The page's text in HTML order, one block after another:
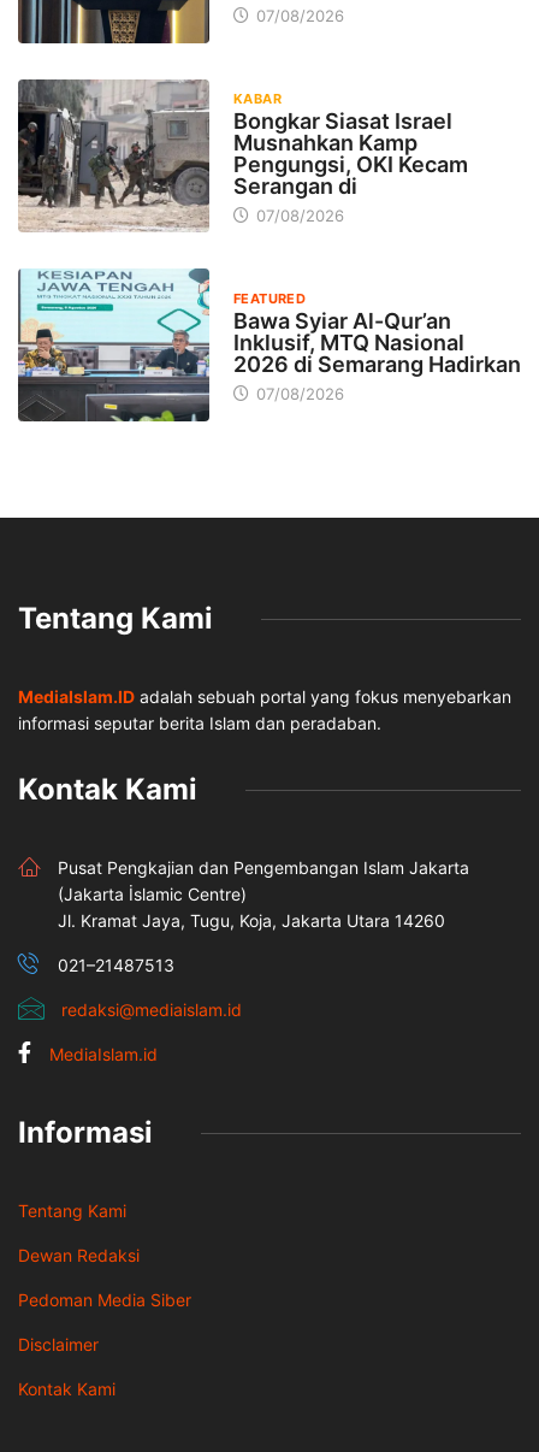
07/08/2026
KABAR
Bongkar Siasat Israel
Musnahkan Kamp
Pengungsi, OKI Kecam
Serangan di
07/08/2026
FEATURED
Bawa Syiar Al-Qur’an
Inklusif, MTQ Nasional
2026 di Semarang Hadirkan
07/08/2026
Tentang Kami
MediaIslam.ID adalah sebuah portal yang fokus menyebarkan
informasi seputar berita Islam dan peradaban.
Kontak Kami
Pusat Pengkajian dan Pengembangan Islam Jakarta
(Jakarta İslamic Centre)
Jl. Kramat Jaya, Tugu, Koja, Jakarta Utara 14260
021–21487513
redaksi@mediaislam.id
MediaIslam.id
Informasi
Tentang Kami
Dewan Redaksi
Pedoman Media Siber
Disclaimer
Kontak Kami